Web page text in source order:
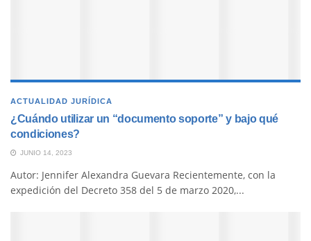
ACTUALIDAD JURÍDICA
¿Cuándo utilizar un “documento soporte” y bajo qué
condiciones?
JUNIO 14, 2023
Autor: Jennifer Alexandra Guevara Recientemente, con la
expedición del Decreto 358 del 5 de marzo 2020,...